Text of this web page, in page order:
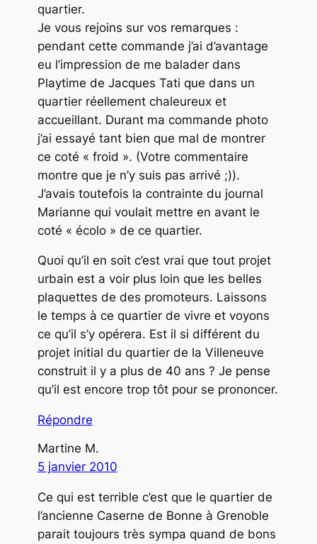
quartier.
Je vous rejoins sur vos remarques :
pendant cette commande j’ai d’avantage
eu l’impression de me balader dans
Playtime de Jacques Tati que dans un
quartier réellement chaleureux et
accueillant. Durant ma commande photo
j’ai essayé tant bien que mal de montrer
ce coté « froid ». (Votre commentaire
montre que je n’y suis pas arrivé ;)).
J’avais toutefois la contrainte du journal
Marianne qui voulait mettre en avant le
coté « écolo » de ce quartier.
Quoi qu’il en soit c’est vrai que tout projet
urbain est a voir plus loin que les belles
plaquettes de des promoteurs. Laissons
le temps à ce quartier de vivre et voyons
ce qu’il s’y opérera. Est il si différent du
projet initial du quartier de la Villeneuve
construit il y a plus de 40 ans ? Je pense
qu’il est encore trop tôt pour se prononcer.
Répondre
Martine M.
5 janvier 2010
Ce qui est terrible c’est que le quartier de
l’ancienne Caserne de Bonne à Grenoble
parait toujours très sympa quand de bons